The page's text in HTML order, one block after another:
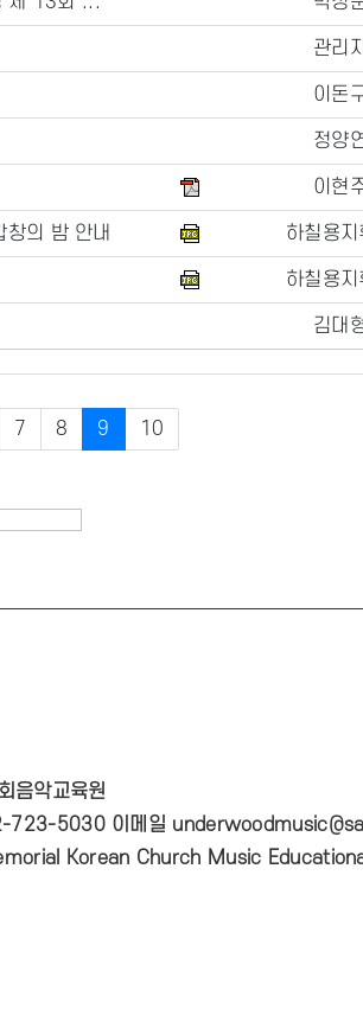
관리
이돈
정양
이현
창의 밤 안내 하칠용지
하칠용지
김대
7 8 9 10
음악교육원
5030 이메일
Korean Church Music